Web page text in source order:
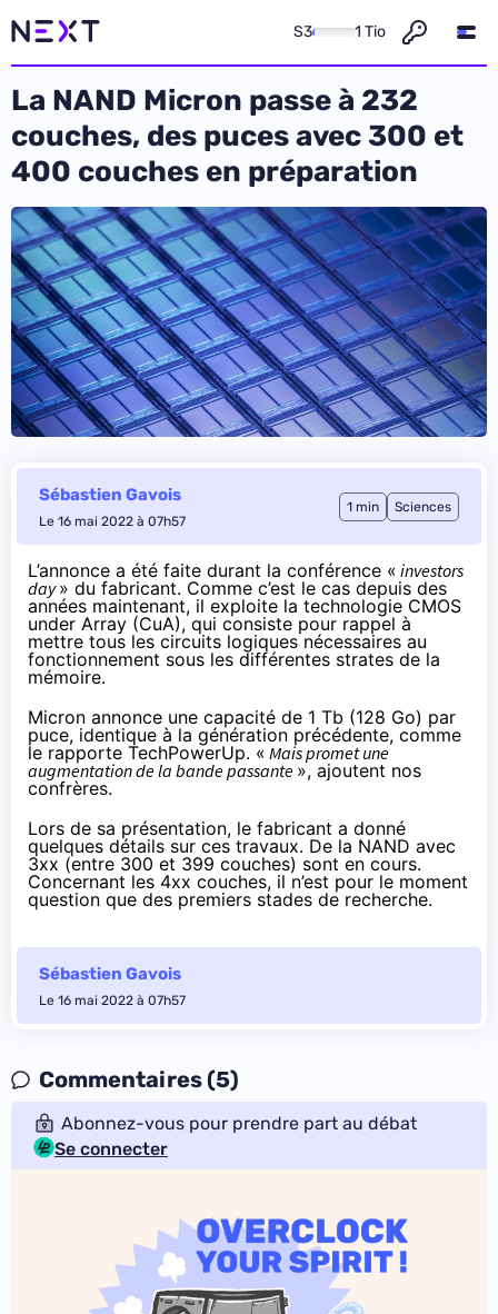
S3 1 Tio
La NAND Micron passe à 232
couches, des puces avec 300 et
400 couches en préparation
Sébastien Gavois
Le 16 mai 2022 à 07h57
1 min Sciences
L’annonce a été faite durant la conférence « investors
day» du fabricant. Comme c’est le cas depuis des
années maintenant, il exploite la technologie CMOS
under Array (CuA), qui consiste pour rappel à
mettre tous les circuits logiques nécessaires au
fonctionnement sous les différentes strates de la
mémoire.
Micron annonce une capacité de 1 Tb (128 Go) par
puce, identique à la génération précédente, comme
le rapporte TechPowerUp. « Mais promet une
augmentation de la bande passante », ajoutent nos
confrères.
Lors de sa présentation, le fabricant a donné
quelques détails sur ces travaux. De la NAND avec
3xx (entre 300 et 399 couches) sont en cours.
Concernant les 4xx couches, il n’est pour le moment
question que des premiers stades de recherche.
Sébastien Gavois
Le 16 mai 2022 à 07h57
Commentaires (5)
Abonnez-vous pour prendre part au débat
Se connecter